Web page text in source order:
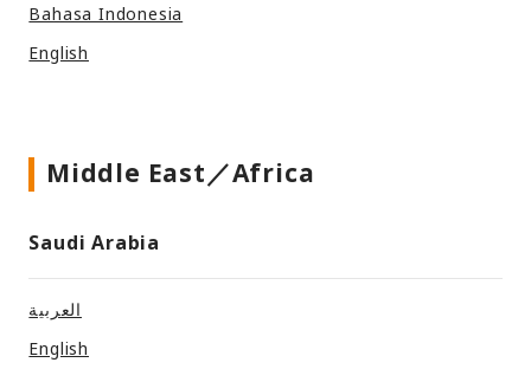
Bahasa Indonesia
English
Middle East／Africa
Saudi Arabia
العربية
English